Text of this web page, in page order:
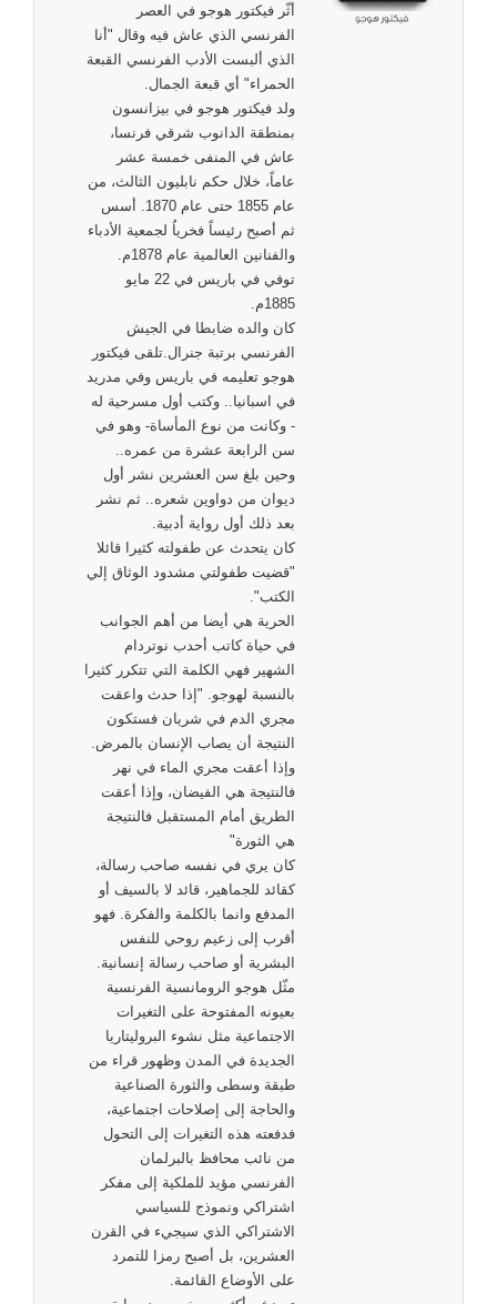
أثّر فيكتور هوجو في العصر
الفرنسي الذي عاش فيه وقال "أنا
الذي ألبست الأدب الفرنسي القبعة
الحمراء" أي قبعة الجمال.
ولد فيكتور هوجو في بيزانسون
بمنطقة الدانوب شرقي فرنسا،
عاش في المنفى خمسة عشر
عاماً، خلال حكم نابليون الثالث، من
عام 1855 حتى عام 1870. أسس
ثم أصبح رئيساً فخرياُ لجمعية الأدباء
والفنانين العالمية عام 1878م.
توفي في باريس في 22 مايو
1885م.
كان والده ضابطا في الجيش
الفرنسي برتبة جنرال.تلقى فيكتور
هوجو تعليمه في باريس وفي مدريد
في اسبانيا.. وكتب أول مسرحية له
- وكانت من نوع المأساة- وهو في
سن الرابعة عشرة من عمره..
وحين بلغ سن العشرين نشر أول
ديوان من دواوين شعره.. ثم نشر
بعد ذلك أول رواية أدبية.
كان يتحدث عن طفولته كثيرا قائلا
"قضيت طفولتي مشدود الوثاق إلي
الكتب".
الحرية هي أيضا من أهم الجوانب
في حياة كاتب أحدب نوتردام
الشهير فهي الكلمة التي تتكرر كثيرا
بالنسبة لهوجو. "إذا حدث واعقت
مجري الدم في شريان فستكون
النتيجة أن يصاب الإنسان بالمرض.
وإذا أعقت مجري الماء في نهر
فالنتيجة هي الفيضان، وإذا أعقت
الطريق أمام المستقبل فالنتيجة
هي الثورة"
كان يري في نفسه صاحب رسالة،
كقائد للجماهير، قائد لا بالسيف أو
المدفع وانما بالكلمة والفكرة. فهو
أقرب إلى زعيم روحي للنفس
البشرية أو صاحب رسالة إنسانية.
مثّل هوجو الرومانسية الفرنسية
بعيونه المفتوحة على التغيرات
الاجتماعية مثل نشوء البروليتاريا
الجديدة في المدن وظهور قراء من
طبقة وسطى والثورة الصناعية
والحاجة إلى إصلاحات اجتماعية،
فدفعته هذه التغيرات إلى التحول
من نائب محافظ بالبرلمان
الفرنسي مؤيد للملكية إلى مفكر
اشتراكي ونموذج للسياسي
الاشتراكي الذي سيجيء في القرن
العشرين، بل أصبح رمزا للتمرد
على الأوضاع القائمة.